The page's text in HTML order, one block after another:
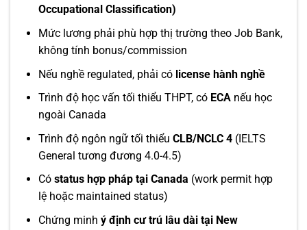
Occupational Classification)
Mức lương phải phù hợp thị trường theo Job Bank,
không tính bonus/commission
Nếu nghề regulated, phải có license hành nghề
Trình độ học vấn tối thiểu THPT, có ECAnếu học
ngoài Canada
Trình độ ngôn ngữ tối thiểu CLB/NCLC 4(IELTS
General tương đương 4.0-4.5)
Có status hợp pháp tại Canada (work permit hợp
lệ hoặc maintained status)
Chứng minh ý định cư trú lâu dài tại New